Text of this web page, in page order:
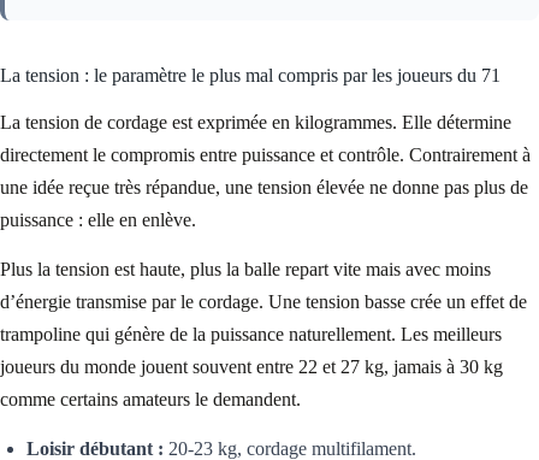
La tension : le paramètre le plus mal compris par les joueurs du 71
La tension de cordage est exprimée en kilogrammes. Elle détermine
directement le compromis entre puissance et contrôle. Contrairement à
une idée reçue très répandue, une tension élevée ne donne pas plus de
puissance : elle en enlève.
Plus la tension est haute, plus la balle repart vite mais avec moins
d’énergie transmise par le cordage. Une tension basse crée un effet de
trampoline qui génère de la puissance naturellement. Les meilleurs
joueurs du monde jouent souvent entre 22 et 27 kg, jamais à 30 kg
comme certains amateurs le demandent.
Loisir débutant : 20-23 kg, cordage multifilament.